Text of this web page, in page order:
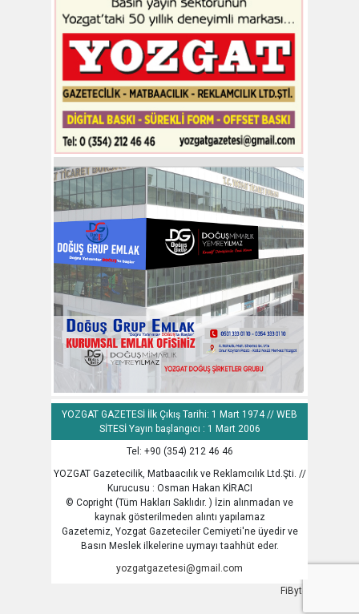
YOZGAT GAZETESİ İlk Çıkış Tarihi: 1 Mart 1974 // WEB
SİTESİ Yayın başlangıcı : 1 Mart 2006
Tel: +90 (354) 212 46 46
YOZGAT Gazetecilik, Matbaacılık ve Reklamcılık Ltd.Şti. //
Kurucusu : Osman Hakan KİRACI
© Copright (Tüm Hakları Saklıdır. ) İzin alınmadan ve
kaynak gösterilmeden alıntı yapılamaz
Gazetemiz, Yozgat Gazeteciler Cemiyeti'ne üyedir ve
Basın Meslek ilkelerine uymayı taahhüt eder.
yozgatgazetesi@gmail.com
FiByte